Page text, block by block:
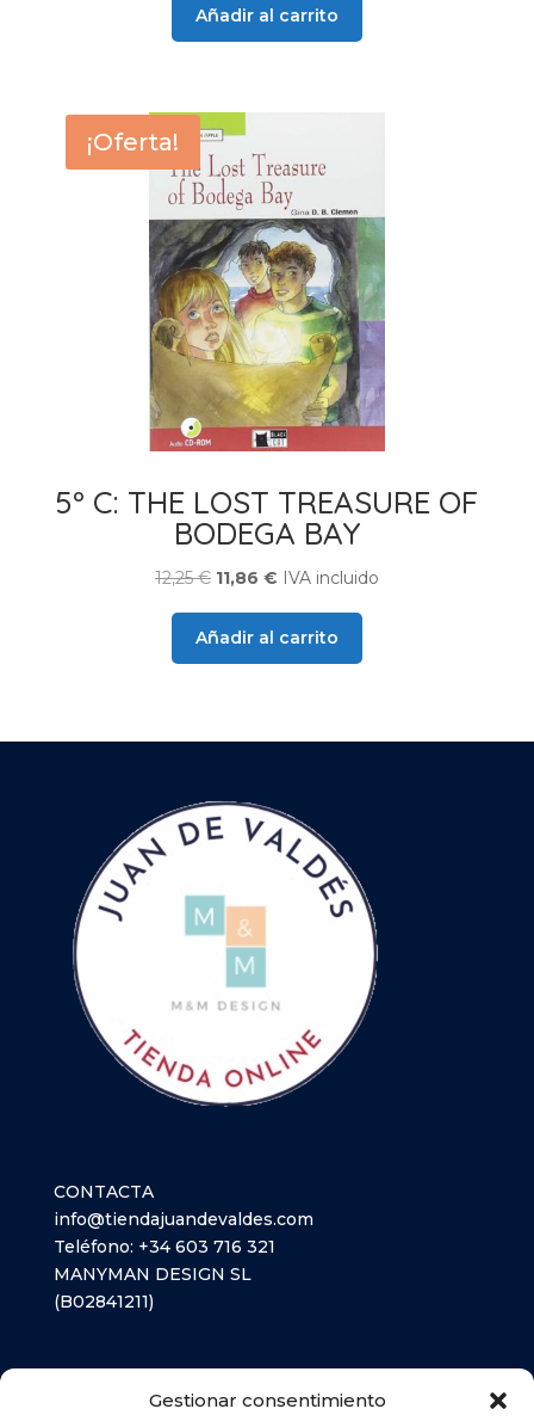
Gestionar consentimiento
era:
Añadir al carrito
¡Oferta!
5º C: THE LOST TREASURE OF
BODEGA BAY
12,25€ El
original
era:
11,86 €El
actual
es:
IVA incluido
Añadir al carrito
CONTACTA
info@tiendajuandevaldes.com
Teléfono: +34 603 716 321
MANYMAN DESIGN SL
(B02841211)